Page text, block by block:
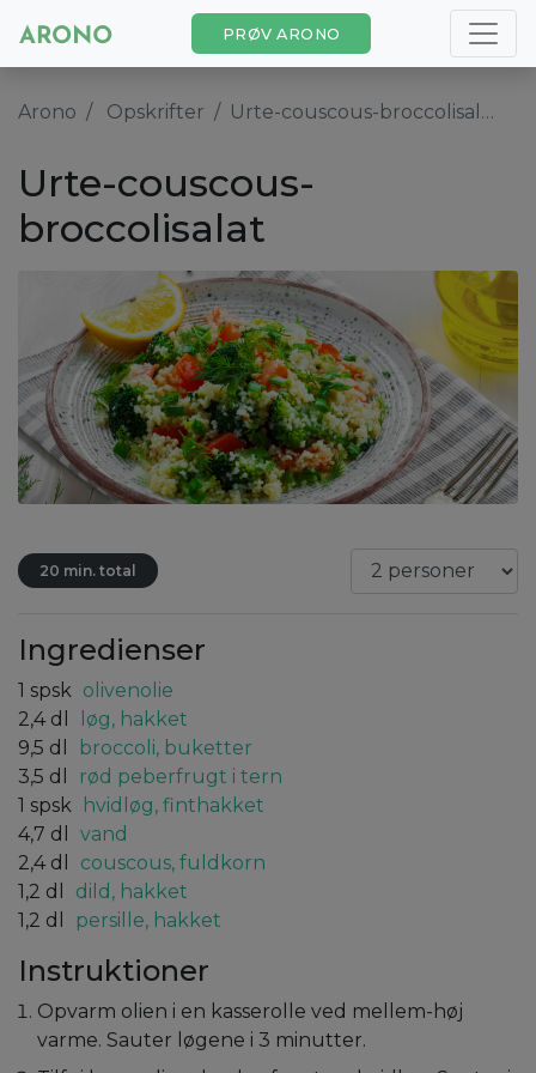
PRØV ARONO
Arono Opskrifter Urte-couscous-broccolisalat
Urte-couscous-
broccolisalat
20 min. total
Ingredienser
1 spsk olivenolie
2,4 dl
løg, hakket
9,5 dl
broccoli, buketter
3,5 dl
rød peberfrugt i tern
1 spsk
hvidløg, finthakket
4,7 dl
vand
2,4 dl
couscous, fuldkorn
1,2 dl
dild, hakket
1,2 dl persille, hakket
Instruktioner
Opvarm olien i en kasserolle ved mellem-høj
varme. Sauter løgene i 3 minutter.